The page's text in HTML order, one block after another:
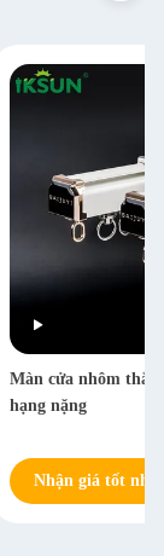
Màn cửa nhôm
hạng nặng
Nhận giá tốt nhất